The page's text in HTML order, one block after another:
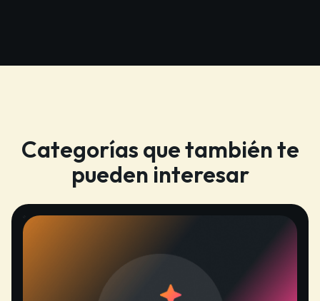
Categorías que también te
pueden interesar